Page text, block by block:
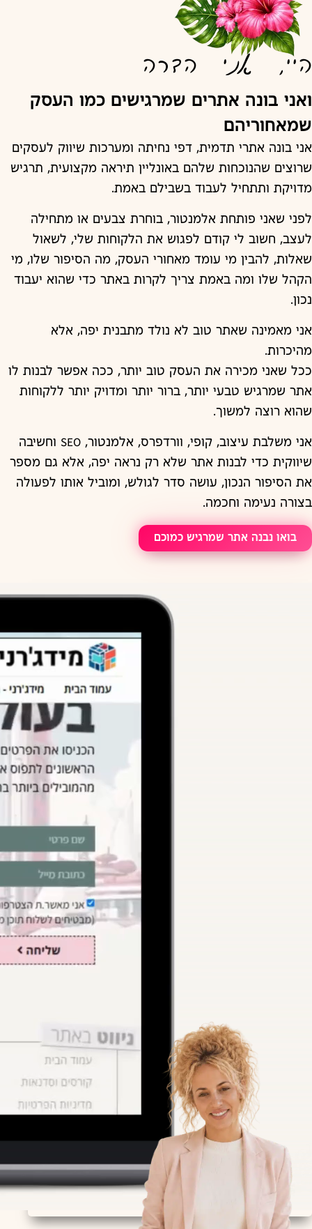
היי, אני הדרה
ואני בונה אתרים שמרגישים כמו העסק
שמאחוריהם
אני בונה אתרי תדמית, דפי נחיתה ומערכות שיווק לעסקים
שרוצים שהנוכחות שלהם באונליין תיראה מקצועית, תרגיש
מדויקת ותתחיל לעבוד בשבילם באמת.
לפני שאני פותחת אלמנטור, בוחרת צבעים או מתחילה
לעצב, חשוב לי קודם לפגוש את הלקוחות שלי, לשאול
שאלות, להבין מי עומד מאחורי העסק, מה הסיפור שלו, מי
הקהל שלו ומה באמת צריך לקרות באתר כדי שהוא יעבוד
נכון.
אני מאמינה שאתר טוב לא נולד מתבנית יפה, אלא
מהיכרות.
ככל שאני מכירה את העסק טוב יותר, ככה אפשר לבנות לו
אתר שמרגיש טבעי יותר, ברור יותר ומדויק יותר ללקוחות
שהוא רוצה למשוך.
אני משלבת עיצוב, קופי, וורדפרס, אלמנטור, SEO וחשיבה
שיווקית כדי לבנות אתר שלא רק נראה יפה, אלא גם מספר
את הסיפור הנכון, עושה סדר לגולש, ומוביל אותו לפעולה
בצורה נעימה וחכמה.
בואו נבנה אתר שמרגיש כמוכם